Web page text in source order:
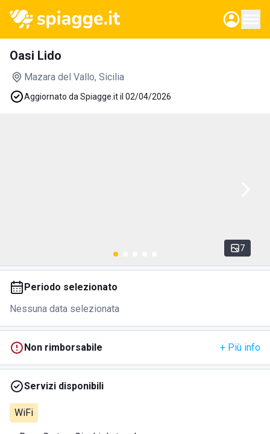
Oasi Lido
Mazara del Vallo, Sicilia
Aggiornato da Spiagge.it il 02/04/2026
7
Periodo selezionato
Nessuna data selezionata
Non rimborsabile + Più info
Servizi disponibili
WiFi